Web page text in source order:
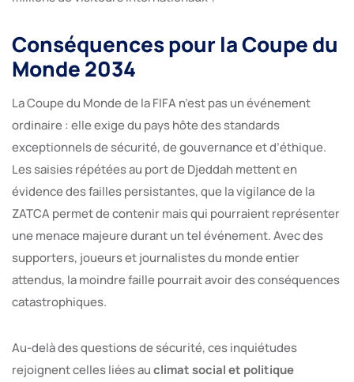
Conséquences pour la Coupe du
Monde 2034
La Coupe du Monde de la FIFA n’est pas un événement
ordinaire : elle exige du pays hôte des standards
exceptionnels de sécurité, de gouvernance et d’éthique.
Les saisies répétées au port de Djeddah mettent en
évidence des failles persistantes, que la vigilance de la
ZATCA permet de contenir mais qui pourraient représenter
une menace majeure durant un tel événement. Avec des
supporters, joueurs et journalistes du monde entier
attendus, la moindre faille pourrait avoir des conséquences
catastrophiques.
Au-delà des questions de sécurité, ces inquiétudes
rejoignent celles liées auclimat social et politique